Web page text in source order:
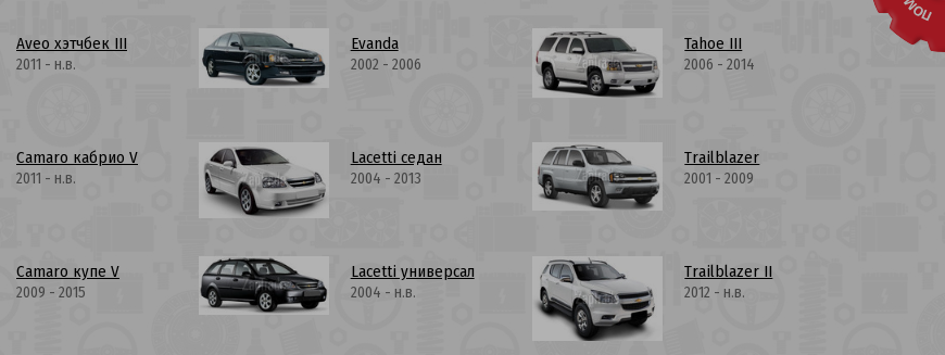
Aveo хэтчбек III
2011 - н.в.
Camaro кабрио V
2011 - н.в.
Camaro купе V
2009 - 2015
Evanda
2002 - 2006
Lacetti седан
2004 - 2013
Lacetti универсал
2004 - н.в.
Tahoe III
2006 - 2014
Trailblazer
2001 - 2009
Trailblazer II
2012 - н.в.